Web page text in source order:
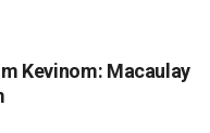
Kevinom: Macaulay